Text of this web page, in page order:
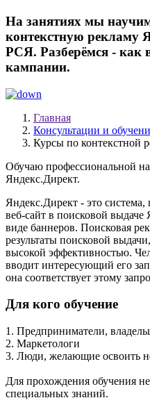
На занятиях мы
контекстную рекламу
РСЯ. Разберёмся - как
кампании.
Главная
Консультации и
Курсы по контекстной
Обучаю профессиональной
Яндекс.Директ.
Яндекс.Директ - это
веб-сайт в поисковой выдаче
виде баннеров. Поисковая
результаты поисковой
высокой эффективностью.
вводит интересующий его
она соответствует этому
Для кого обучение
1. Предприниматели,
2. Маркетологи
3. Люди, желающие освоить
Для прохождения обучения
специальных знаний.